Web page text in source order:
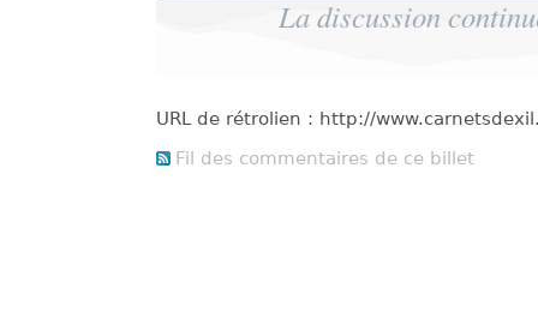
La discussion
URL de rétrolien : http://
Fil des commentaires de ce billet